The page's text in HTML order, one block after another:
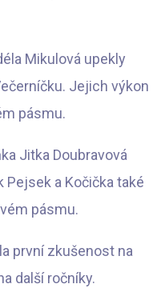
Mikulová upekly
Jejich výkon
pásmu.
Jitka Doubravová
Pejsek a Kočička také
pásmu.
první zkušenost na
další ročníky.